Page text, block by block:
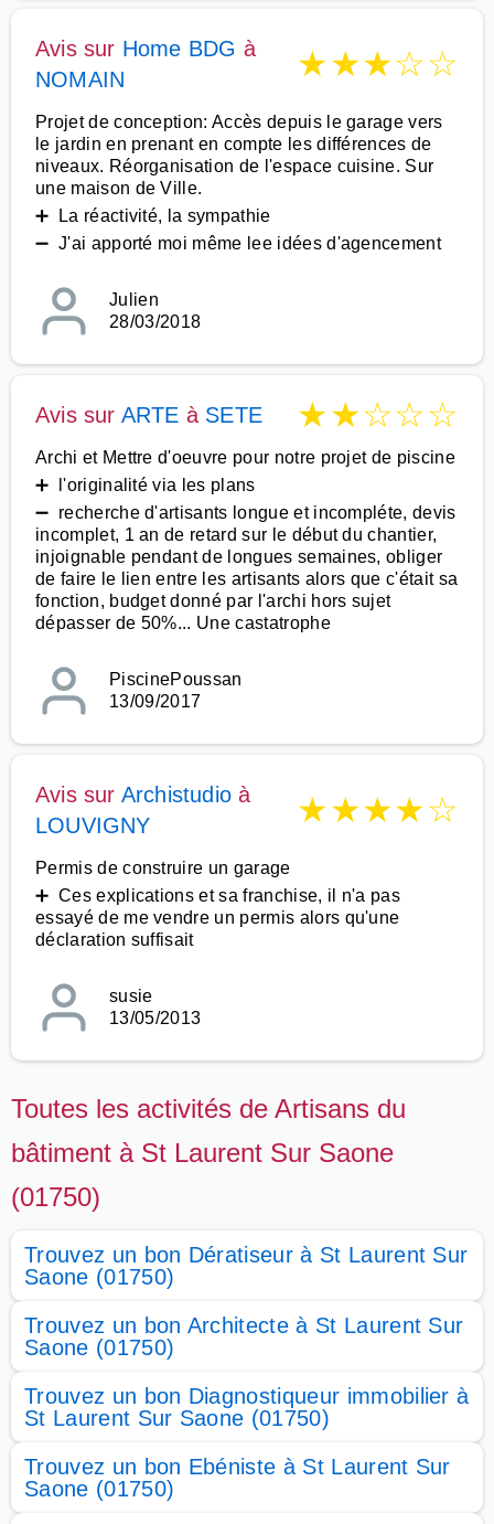
Avis sur Home BDG à
NOMAIN
★★★☆☆
Projet de conception: Accès depuis le garage vers
le jardin en prenant en compte les différences de
niveaux. Réorganisation de l'espace cuisine. Sur
une maison de Ville.
➕ La réactivité, la sympathie
➖ J'ai apporté moi même lee idées d'agencement
Julien
28/03/2018
Avis sur ARTE à SETE ★★☆☆☆
Archi et Mettre d'oeuvre pour notre projet de piscine
➕ l'originalité via les plans
➖ recherche d'artisants longue et incompléte, devis
incomplet, 1 an de retard sur le début du chantier,
injoignable pendant de longues semaines, obliger
de faire le lien entre les artisants alors que c'était sa
fonction, budget donné par l'archi hors sujet
dépasser de 50%... Une castatrophe
PiscinePoussan
13/09/2017
Avis sur Archistudio à
LOUVIGNY
★★★★☆
Permis de construire un garage
➕ Ces explications et sa franchise, il n'a pas
essayé de me vendre un permis alors qu'une
déclaration suffisait
susie
13/05/2013
Toutes les activités de Artisans du
bâtiment à St Laurent Sur Saone
(01750)
Trouvez un bon Dératiseur à St Laurent Sur
Saone (01750)
Trouvez un bon Architecte à St Laurent Sur
Saone (01750)
Trouvez un bon Diagnostiqueur immobilier à
St Laurent Sur Saone (01750)
Trouvez un bon Ebéniste à St Laurent Sur
Saone (01750)